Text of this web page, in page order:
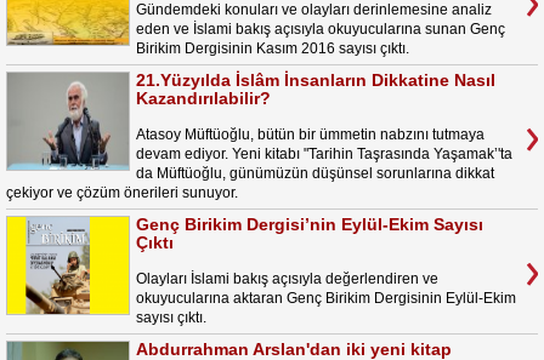
Gündemdeki konuları ve olayları derinlemesine analiz
eden ve İslami bakış açısıyla okuyucularına sunan Genç
Birikim Dergisinin Kasım 2016 sayısı çıktı.
21.Yüzyılda İslâm İnsanların Dikkatine Nasıl
Kazandırılabilir?
Atasoy Müftüoğlu, bütün bir ümmetin nabzını tutmaya
devam ediyor. Yeni kitabı "Tarihin Taşrasında Yaşamak’'ta
da Müftüoğlu, günümüzün düşünsel sorunlarına dikkat
çekiyor ve çözüm önerileri sunuyor.
Genç Birikim Dergisi’nin Eylül-Ekim Sayısı
Çıktı
Olayları İslami bakış açısıyla değerlendiren ve
okuyucularına aktaran Genç Birikim Dergisinin Eylül-Ekim
sayısı çıktı.
Abdurrahman Arslan'dan iki yeni kitap